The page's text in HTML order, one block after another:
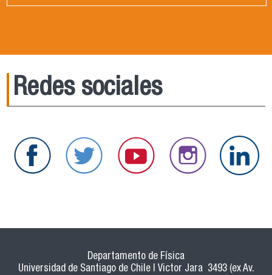
Redes sociales
Departamento de Física
Universidad de Santiago de Chile | Victor Jara 3493 (ex Av.